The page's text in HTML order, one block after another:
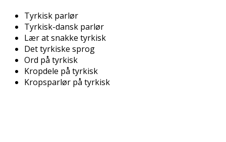
Tyrkisk parlør
Tyrkisk-dansk parlør
Lær at snakke tyrkisk
Det tyrkiske sprog
Ord på tyrkisk
Kropdele på tyrkisk
Kropsparlør på tyrkisk